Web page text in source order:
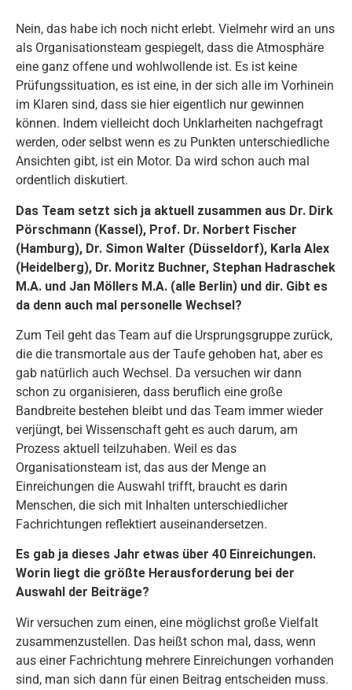
Nein, das habe ich noch nicht erlebt. Vielmehr wird an uns
als Organisationsteam gespiegelt, dass die Atmosphäre
eine ganz offene und wohlwollende ist. Es ist keine
Prüfungssituation, es ist eine, in der sich alle im Vorhinein
im Klaren sind, dass sie hier eigentlich nur gewinnen
können. Indem vielleicht doch Unklarheiten nachgefragt
werden, oder selbst wenn es zu Punkten unterschiedliche
Ansichten gibt, ist ein Motor. Da wird schon auch mal
ordentlich diskutiert.
Das Team setzt sich ja aktuell zusammen aus Dr. Dirk
Pörschmann (Kassel), Prof. Dr. Norbert Fischer
(Hamburg), Dr. Simon Walter (Düsseldorf), Karla Alex
(Heidelberg), Dr. Moritz Buchner, Stephan Hadraschek
M.A. und Jan Möllers M.A. (alle Berlin) und dir. Gibt es
da denn auch mal personelle Wechsel?
Zum Teil geht das Team auf die Ursprungsgruppe zurück,
die die transmortale aus der Taufe gehoben hat, aber es
gab natürlich auch Wechsel. Da versuchen wir dann
schon zu organisieren, dass beruflich eine große
Bandbreite bestehen bleibt und das Team immer wieder
verjüngt, bei Wissenschaft geht es auch darum, am
Prozess aktuell teilzuhaben. Weil es das
Organisationsteam ist, das aus der Menge an
Einreichungen die Auswahl trifft, braucht es darin
Menschen, die sich mit Inhalten unterschiedlicher
Fachrichtungen reflektiert auseinandersetzen.
Es gab ja dieses Jahr etwas über 40 Einreichungen.
Worin liegt die größte Herausforderung bei der
Auswahl der Beiträge?
Wir versuchen zum einen, eine möglichst große Vielfalt
zusammenzustellen. Das heißt schon mal, dass, wenn
aus einer Fachrichtung mehrere Einreichungen vorhanden
sind, man sich dann für einen Beitrag entscheiden muss.